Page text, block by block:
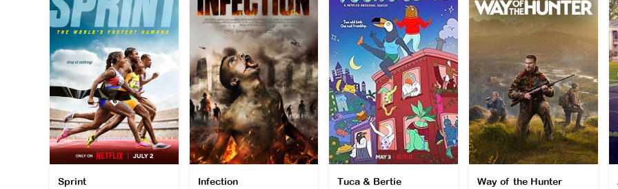
Sprint Infection Tuca & Bertie Way of the Hunter